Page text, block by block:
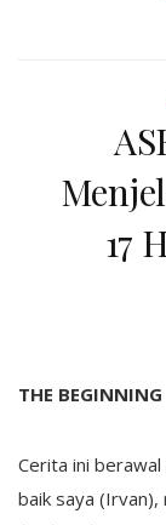
17
THE BEGINNING
Cerita ini
baik saya (Irvan),